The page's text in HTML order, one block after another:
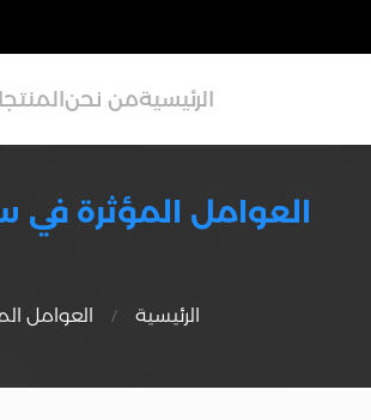
الرئيسيةمن نحن
العوامل المؤثرة في
الرئيسية / العوامل